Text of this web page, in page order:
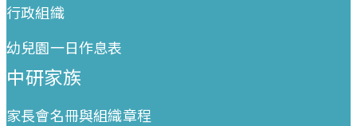
行政組織
幼兒園一日作息表
中研家族
家長會名冊與組織章程